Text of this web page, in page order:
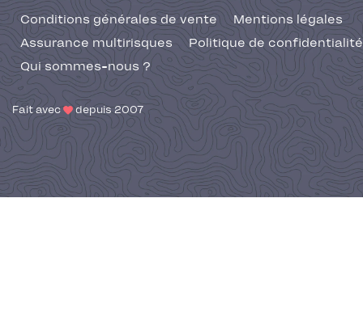
Conditions générales de vente
Mentions légales
Assurance multirisques
Politique de confidentialité
Qui sommes-nous ?
Fait avec depuis 2007